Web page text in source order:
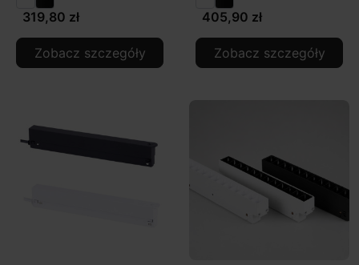
319,80 zł
Zobacz szczegóły
405,90 zł
Zobacz szczegóły